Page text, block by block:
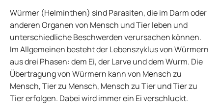
Würmer (Helminthen) sind Parasiten, die im Darm oder
anderen Organen von Mensch und Tier leben und
unterschiedliche Beschwerden verursachen können.
Im Allgemeinen besteht der Lebenszyklus von Würmern
aus drei Phasen: dem Ei, der Larve und dem Wurm. Die
Übertragung von Würmern kann von Mensch zu
Mensch, Tier zu Mensch, Mensch zu Tier und Tier zu
Tier erfolgen. Dabei wird immer ein Ei verschluckt.